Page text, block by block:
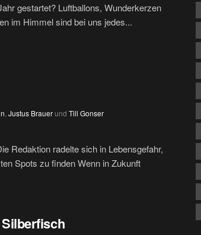
gestartet? Luftballons, Wunderkerzen
im Himmel sind bei uns jedes...
, Justus Brauerund Till Gonser
Redaktion radelte sich in Lebensgefahr,
Spots zu finden Wenn in Zukunft